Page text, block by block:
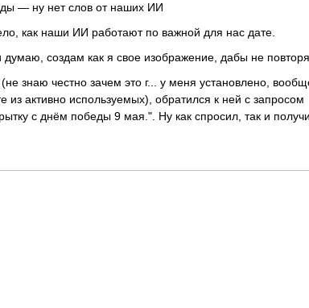
— ну нет слов от наших ИИ
как наши ИИ работают по важной для нас дате.
создам как я свое изображение, дабы не
знаю честно зачем это г... у меня установлено,
из активно используемых), обратился к ней с запросом
с днём победы 9 мая.". Ну как спросил, так и